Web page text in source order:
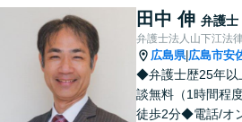
ドバイスを心がけ
【法テラス利用可】
田中 伸 弁護士
弁護士法人山下江法
広島県| 広島市安
◆弁護士歴25年
談無料（1時間程
徒歩2分◆電話/オ